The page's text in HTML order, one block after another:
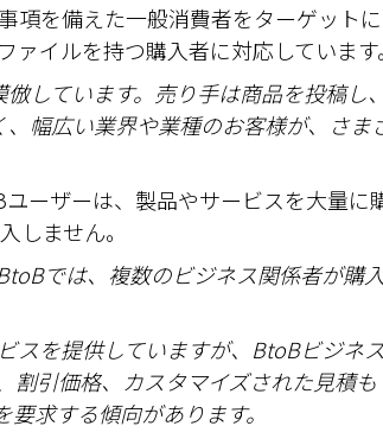
項を備えた一般消費者をターゲット
イルを持つ購入者に対応しています。
しています。 売り手は商品を投稿し
、幅広い業界や業種のお客様が、さま
ーザーは、製品やサービスを大量に
しません。
では、複数のビジネス関係者が購
を提供していますが、 BtoBビジネ
割引価格、カスタマイズされた見積も
求する傾向があります。